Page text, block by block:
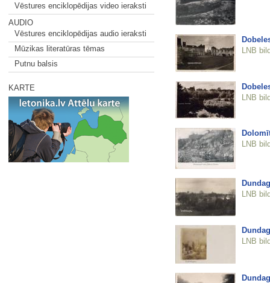
Vēstures enciklopēdijas video ieraksti
AUDIO
Vēstures enciklopēdijas audio ieraksti
Mūzikas literatūras tēmas
Putnu balsis
KARTE
LNB
LNB
LNB
LNB
LNB